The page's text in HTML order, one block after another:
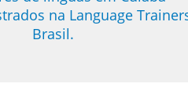
na Language
Brasil.